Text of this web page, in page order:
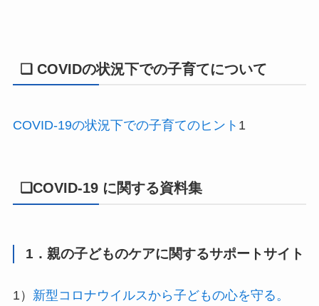
❏ COVIDの状況下での子育てについて
COVID-19の状況下での子育てのヒント 1
❏COVID-19 に関する資料集
1．親の子どものケアに関するサポートサイト
1） 新型コロナウイルスから子どもの心を守る。